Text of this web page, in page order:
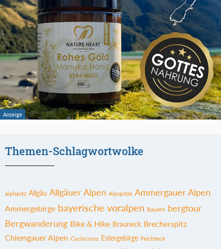
Themen-Schlagwortwolke
aiplspitz Allgäu Allgäuer Alpen Alpspitze Ammergauer Alpen
Ammergebirge bayerische voralpen Bayern bergtour
Bergwanderung Bike & Hike Brauneck Brecherspitz
Chiemgauer Alpen Cyclocross Estergebirge Feichteck